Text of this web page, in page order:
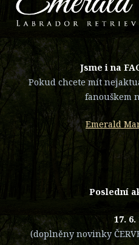
​Jsme i na
Pokud chcete mít
fanouškem
Emerald
Poslední
17. 6.
(doplněny novinky